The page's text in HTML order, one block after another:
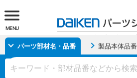
MENU
パーツ部材名・品番 製品本体品番